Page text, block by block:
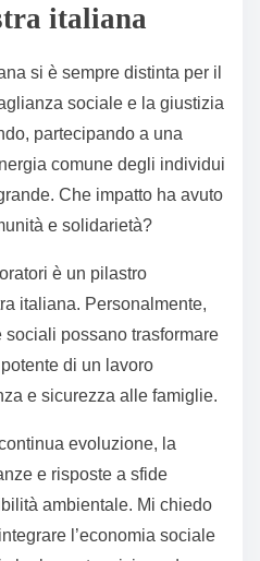
italiana
si è sempre distinta per il
sociale e la giustizia
partecipando a una
comune degli individui
Che impatto ha avuto
e solidarietà?
è un pilastro
italiana. Personalmente,
possano trasformare
di un lavoro
e sicurezza alle famiglie.
evoluzione, la
e risposte a sfide
ambientale. Mi chiedo
l’economia sociale